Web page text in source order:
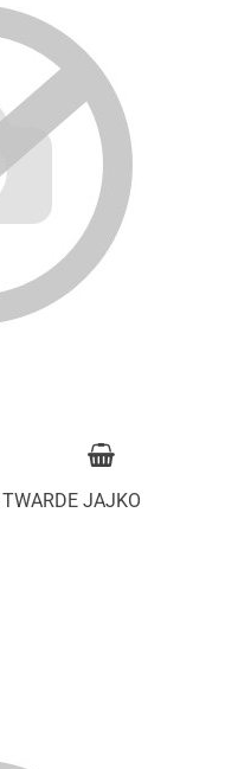
JAJKO